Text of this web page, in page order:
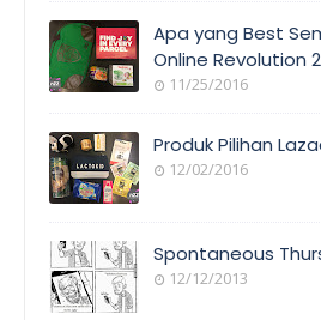
AWAM
COVERAGE
Apa yang Best
Online Revolution
11/25/2016
THINGS
Produk Pilihan
12/02/2016
Spontaneous
12/12/2013